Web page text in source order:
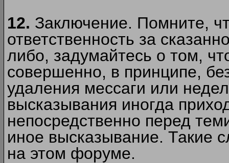
12. Заключение. Помните,
ответственность за
либо, задумайтесь о том,
совершенно, в принципе,
удаления мессаги или
высказывания иногда
непосредственно перед
иное высказывание. Такие
на этом форуме.